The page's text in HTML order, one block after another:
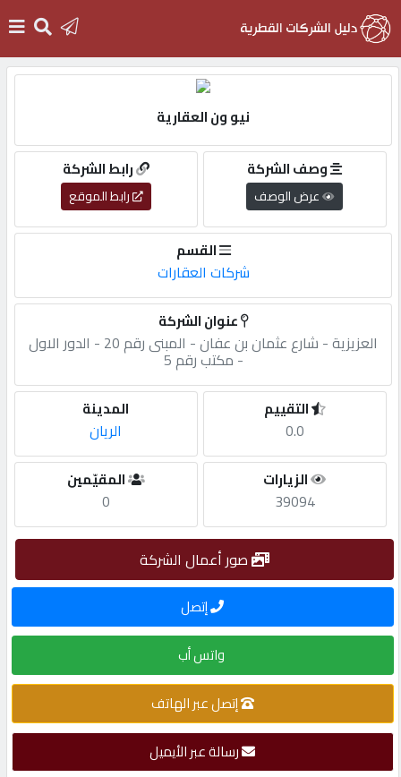
دخول
التسجيل
أضف
اعلانك
اشتراك
الاحصائيات
الأقسام
مميزة
نيو ون العقارية
رابط الشركة
رابط الموقع
وصف الشركة
عرض الوصف
القسم
شركات العقارات
عنوان الشركة
العزيزية - شارع عثمان بن عفان - المبنى رقم 20 - الدور الاول
- مكتب رقم 5
المدينة
الريان
التقييم
0.0
المقيّمين
0
الزيارات
39094
صور أعمال الشركة
إتصل
واتس أب
إتصل عبر الهاتف
رسالة عبر الأيميل